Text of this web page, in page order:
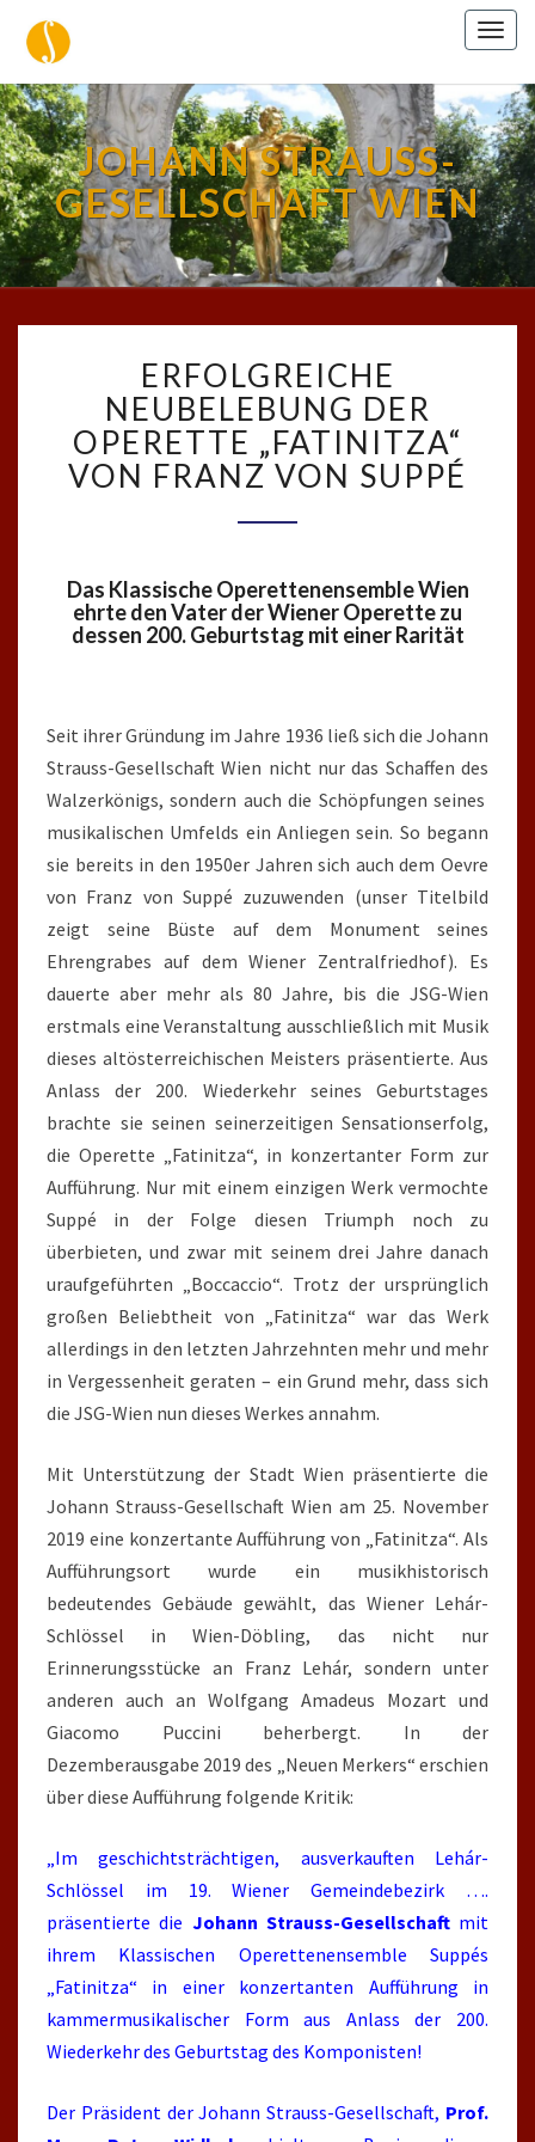
JOHANN STRAUSS-
GESELLSCHAFT WIEN
NEUBELEBUNG
DER
OPERETTE
„FATINITZA“
VON
VON
ERFOLGREICHE
NEUBELEBUNG DER
OPERETTE „FATINITZA“
VON FRANZ VON SUPPÉ
Das Klassische Operettenensemble Wien
ehrte den Vater der Wiener Operette zu
dessen 200. Geburtstag mit einer Rarität
Seit ihrer Gründung im Jahre 1936 ließ sich die Johann
Strauss-Gesellschaft Wien nicht nur das Schaffen des
Walzerkönigs, sondern auch die Schöpfungen seines
musikalischen Umfelds ein Anliegen sein. So begann
sie bereits in den 1950er Jahren sich auch dem Oevre
von Franz von Suppé zuzuwenden (unser Titelbild
zeigt seine Büste auf dem Monument seines
Ehrengrabes auf dem Wiener Zentralfriedhof). Es
dauerte aber mehr als 80 Jahre, bis die JSG-Wien
erstmals eine Veranstaltung ausschließlich mit Musik
dieses altösterreichischen Meisters präsentierte. Aus
Anlass der 200. Wiederkehr seines Geburtstages
brachte sie seinen seinerzeitigen Sensationserfolg,
die Operette „Fatinitza“, in konzertanter Form zur
Aufführung. Nur mit einem einzigen Werk vermochte
Suppé in der Folge diesen Triumph noch zu
überbieten, und zwar mit seinem drei Jahre danach
uraufgeführten „Boccaccio“. Trotz der ursprünglich
großen Beliebtheit von „Fatinitza“ war das Werk
allerdings in den letzten Jahrzehnten mehr und mehr
in Vergessenheit geraten – ein Grund mehr, dass sich
die JSG-Wien nun dieses Werkes annahm.
Mit Unterstützung der Stadt Wien präsentierte die
Johann Strauss-Gesellschaft Wien am 25. November
2019 eine konzertante Aufführung von „Fatinitza“. Als
Aufführungsort wurde ein musikhistorisch
bedeutendes Gebäude gewählt, das Wiener Lehár-
Schlössel in Wien-Döbling, das nicht nur
Erinnerungsstücke an Franz Lehár, sondern unter
anderen auch an Wolfgang Amadeus Mozart und
Giacomo Puccini beherbergt. In der
Dezemberausgabe 2019 des „Neuen Merkers“ erschien
über diese Aufführung folgende Kritik:
„Im geschichtsträchtigen, ausverkauften Lehár-
Schlössel im 19. Wiener Gemeindebezirk ….
präsentierte die Johann Strauss-Gesellschaftmit
ihrem Klassischen Operettenensemble Suppés
„Fatinitza“ in einer konzertanten Aufführung in
kammermusikalischer Form aus Anlass der 200.
Wiederkehr des Geburtstag des Komponisten!
Der Präsident der Johann Strauss-Gesellschaft, Prof.